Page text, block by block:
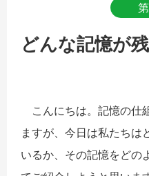
どんな記憶が
こんにちは。記憶の仕
ますが、今日は私たちは
いるか、その記憶をどの